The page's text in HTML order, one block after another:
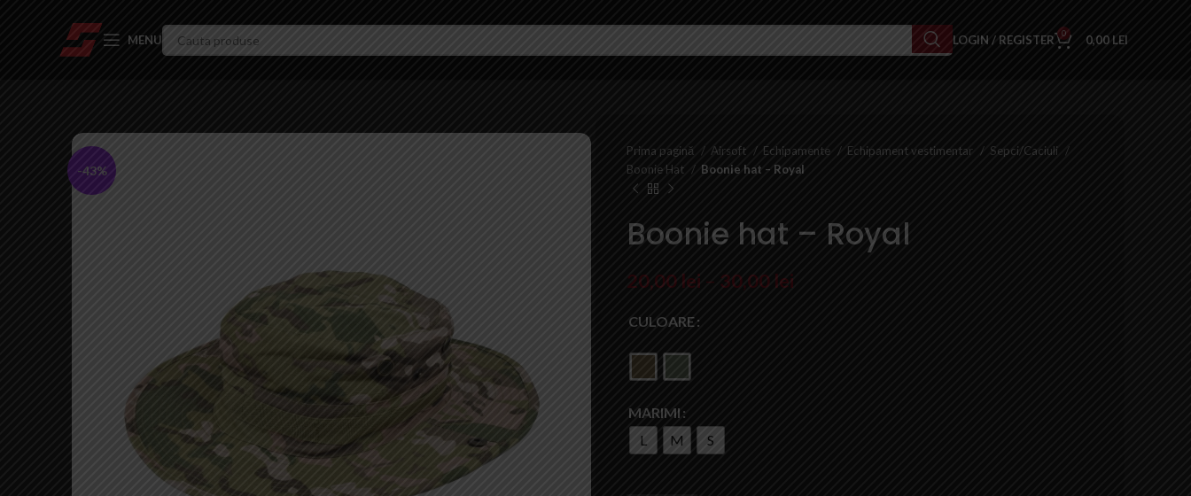
MENU LOGIN / REGISTER 0 0,00 LEI
-43%
Prima pagină Airsoft Echipamente Echipament vestimentar
Sepci/Caciuli
Boonie Hat
Boonie hat – Royal
Boonie hat – Royal
20,00 lei – 30,00 lei
CULOARE
MARIMI
L
M S